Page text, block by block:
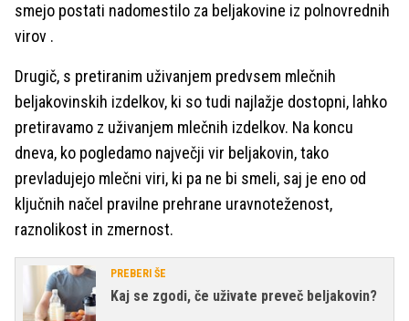
smejo postati nadomestilo za beljakovine iz polnovrednih
virov .
Drugič, s pretiranim uživanjem predvsem mlečnih
beljakovinskih izdelkov, ki so tudi najlažje dostopni, lahko
pretiravamo z uživanjem mlečnih izdelkov. Na koncu
dneva, ko pogledamo največji vir beljakovin, tako
prevladujejo mlečni viri, ki pa ne bi smeli, saj je eno od
ključnih načel pravilne prehrane uravnoteženost,
raznolikost in zmernost.
PREBERI ŠE
Kaj se zgodi, če uživate preveč beljakovin?